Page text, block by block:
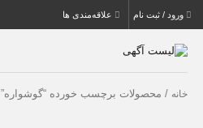
ورود / ثبت نام علاقه‌مندی ها
خانه / محصولات برچسب خورده “گوشواره”